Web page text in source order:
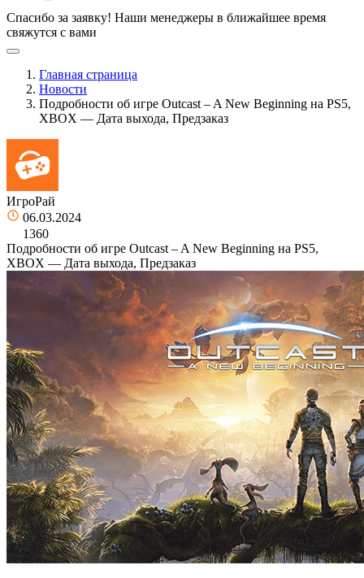
Спасибо за заявку! Наши менеджеры в ближайшее время
свяжутся с вами
Главная страница
Новости
Подробности об игре Outcast – A New Beginning на PS5,
XBOX — Дата выхода, Предзаказ
ИгроРай
06.03.2024
1360
Подробности об игре Outcast – A New Beginning на PS5,
XBOX — Дата выхода, Предзаказ